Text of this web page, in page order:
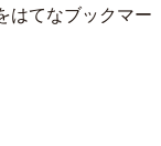
はてなブックマー